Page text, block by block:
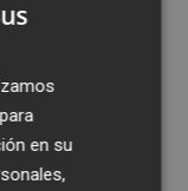
en redes
en su